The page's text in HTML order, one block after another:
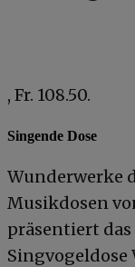
, Fr. 108.50.
Singende Dose
Wunderwerke
Musikdosen
präsentiert